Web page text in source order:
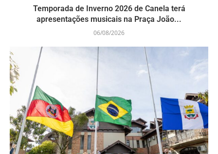
Temporada de Inverno 2026 de Canela terá
apresentações musicais na Praça João...
06/08/2026